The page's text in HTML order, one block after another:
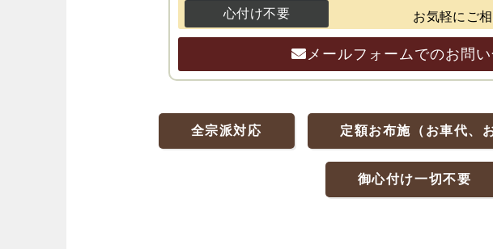
心付け不要
お気軽にご
メールフォームでのお問
全宗派対応 定額お布施（お車代、
御心付け一切不要